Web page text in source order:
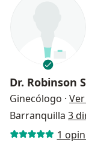
Dr. Robinson
Ginecólogo ·
Barranquilla 3
1